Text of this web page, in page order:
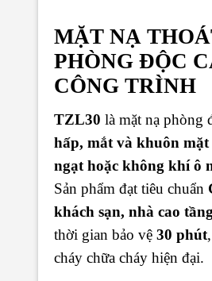
MẶT NẠ
PHÒNG ĐỘC
CÔNG TRÌNH
TZL30 là mặt nạ phòng
hấp, mắt và khuôn mặt
ngạt hoặc không khí ô
Sản phẩm đạt tiêu chuẩn
khách sạn, nhà cao
thời gian bảo vệ 30 phút
cháy chữa cháy hiện đại.